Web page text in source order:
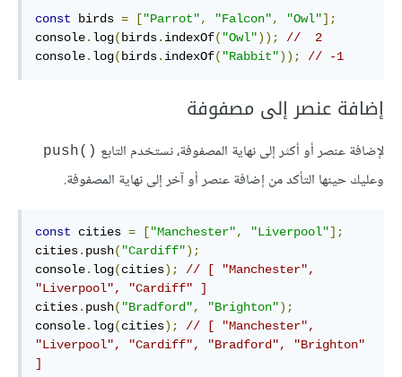
const birds = ["Parrot", "Falcon", "Owl"];
console. log( birds. indexOf( "Owl"));
//  2
console. log( birds. indexOf( "Rabbit")); // -1
إضافة عنصر إلى مصفوفة
ﻹضافة عنصر أو أكثر إلى نهاية المصفوفة، نستخدم التابع ()push
وعليك حينها التأكد من إضافة عنصر أو آخر إلى نهاية المصفوفة.
const cities = ["Manchester", "Liverpool"];
cities. push( "Cardiff");
console. log(cities);
// [ "Manchester",
"Liverpool", "Cardiff" ]
cities. push( "Bradford", "Brighton");
console. log(cities);
// [ "Manchester",
"Liverpool", "Cardiff", "Bradford", "Brighton"
]